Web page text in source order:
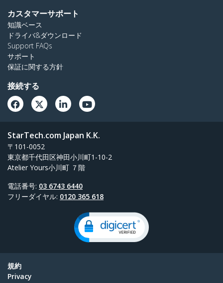
カスタマーサポート
知識ベース
ドライバ&ダウンロード
Support FAQs
サポート
保証に関する方針
接続する
StarTech.com Japan K.K.
〒101-0052
東京都千代田区神田小川町1-10-2
Atelier Yours小川町 ７階
電話番号: 03 6743 6440
フリーダイヤル: 0120 365 618
規約
Privacy